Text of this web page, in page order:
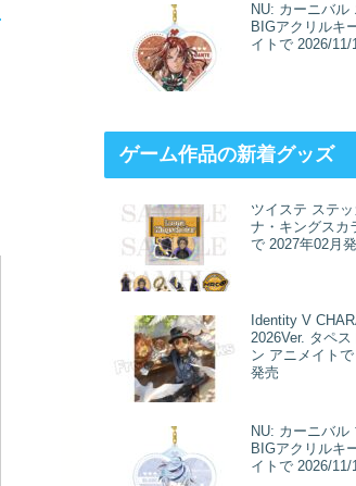
NU: カーニバル
BIGアクリルキ
イトで 2026/11/
ゲーム作品の新着グッズ
ツイステ ステ
ナ・キングスカ
で 2027年02月
Identity V
2026Ver. タペ
ン アニメイト
発売
NU: カーニバル
BIGアクリルキ
イトで 2026/11/